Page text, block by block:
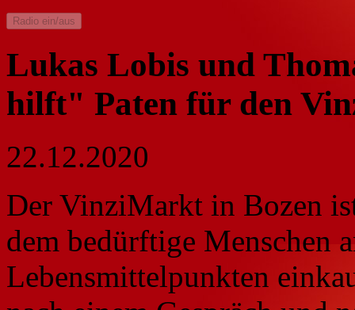
Radio ein/aus
Lukas Lobis und
hilft" Paten für den
22.12.2020
Der VinziMarkt in Bozen
dem bedürftige Menschen
Lebensmittelpunkten